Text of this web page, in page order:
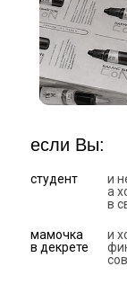
студент
и
а
в
мамочка
в декрете
и
если Вы: